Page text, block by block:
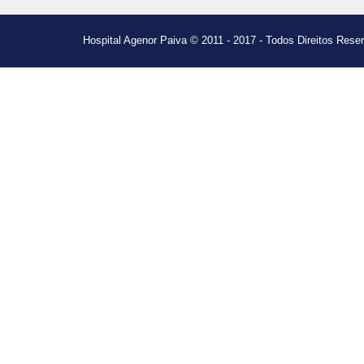
Hospital Agenor Paiva © 2011 - 2017 - Todos Direitos